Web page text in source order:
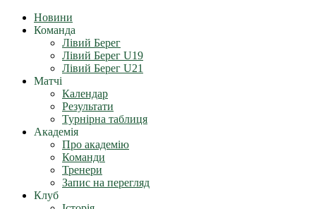
Новини
Команда
Лівий Берег
Лівий Берег U19
Лівий Берег U21
Матчі
Календар
Результати
Турнірна таблиця
Академія
Про академію
Команди
Тренери
Запис на перегляд
Клуб